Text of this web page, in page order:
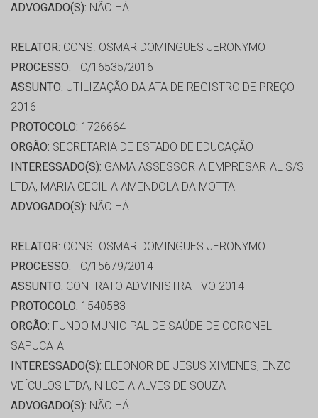
ADVOGADO(S): NÃO HÁ
RELATOR: CONS. OSMAR DOMINGUES JERONYMO
PROCESSO: TC/16535/2016
ASSUNTO: UTILIZAÇÃO DA ATA DE REGISTRO DE PREÇO
2016
PROTOCOLO: 1726664
ORGÃO: SECRETARIA DE ESTADO DE EDUCAÇÃO
INTERESSADO(S): GAMA ASSESSORIA EMPRESARIAL S/S
LTDA, MARIA CECILIA AMENDOLA DA MOTTA
ADVOGADO(S): NÃO HÁ
RELATOR: CONS. OSMAR DOMINGUES JERONYMO
PROCESSO: TC/15679/2014
ASSUNTO: CONTRATO ADMINISTRATIVO 2014
PROTOCOLO: 1540583
ORGÃO: FUNDO MUNICIPAL DE SAÚDE DE CORONEL
SAPUCAIA
INTERESSADO(S): ELEONOR DE JESUS XIMENES, ENZO
VEÍCULOS LTDA, NILCEIA ALVES DE SOUZA
ADVOGADO(S): NÃO HÁ